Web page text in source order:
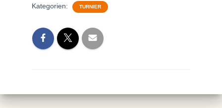
Kategorien: TURNIER